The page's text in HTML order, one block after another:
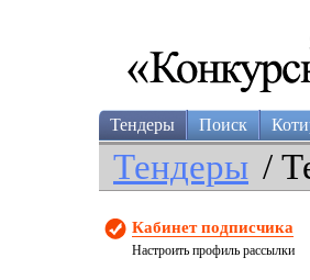
Тендеры Поиск
Тендеры /
Кабинет подписчика
Настроить профиль рассылки